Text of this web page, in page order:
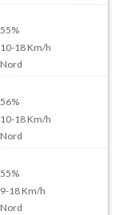
55%
10-18Km/h
Nord
56%
10-18Km/h
Nord
55%
9-18Km/h
Nord